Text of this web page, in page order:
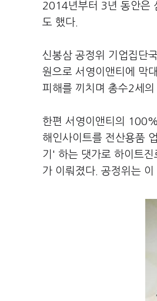
2014년부터 3년 동안은
도 했다.
신봉삼 공정위 기업집단
원으로 서영이앤티에 막
피해를 끼치며 총수2세
한편 서영이앤티의
해인사이트를 전산용품
기' 하는 댓가로 하이트
가 이뤄졌다. 공정위는